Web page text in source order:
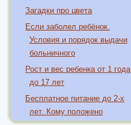
Загадки про цвета
Если заболел ребёнок.
Условия и порядок выдачи
больничного
Рост и вес ребенка от 1 года
до 17 лет
Бесплатное питание до 2-х
лет. Кому положено